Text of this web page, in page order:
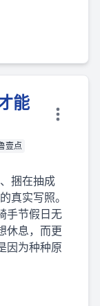
能
壹点
捆在抽成
真实写照。
手节假日无
休息，而更
因为种种原